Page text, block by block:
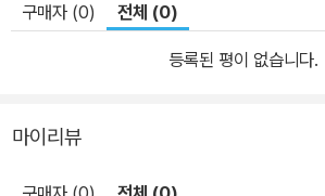
구매자 (0) 전체 (0)
등록된 평이 없습니다.
마이리뷰